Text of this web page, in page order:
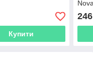
Купити
246